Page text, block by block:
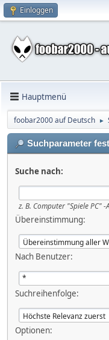
Einloggen
Hauptmenü
foobar2000 auf Deutsch ►
Suchparameter
Suche nach:
z. B. Computer "Spiele PC" -
Übereinstimmung:
Nach Benutzer:
Suchreihenfolge:
Optionen: